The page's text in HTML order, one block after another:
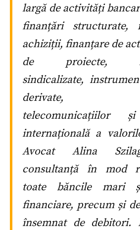
largă de activități
finanțări structurate,
achiziții, finanțare de
de proiecte,
sindicalizate,
derivate,
telecomunicațiilor
internațională a
Avocat Alina
consultanță în mod
toate băncile mari
financiare, precum și
însemnat de debitori.